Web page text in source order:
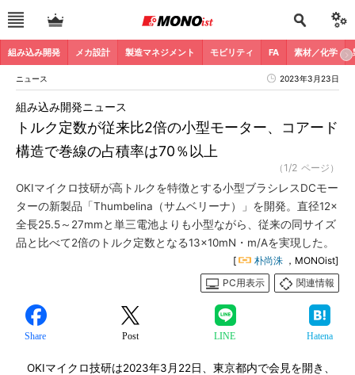
組み込み開発 メカ設計 製造マネジメント モビリティ FA 素材／化学
ニュース 2023年3月23日
トルク定数が従来比2倍の小型モーター、コアード
構造で巻線の占積率は70％以上
組み込み開発ニュース
（1/2 ページ）
OKIマイクロ技研が高トルクを特徴とする小型ブラシレスDCモー
ターの新製品「Thumbelina（サムベリーナ）」を開発。直径12×
全長25.5～27mmと単三電池よりも小型ながら、従来の同サイズ
品と比べて2倍のトルク定数となる13×10mN・m/Aを実現した。
[ 朴尚洙 ，MONOist]
PC用表示
関連情報
Share Post LINE Hatena
OKIマイクロ技研は2023年3月22日、東京都内で会見を開き、